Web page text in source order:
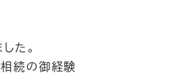
た。
相続の御経験